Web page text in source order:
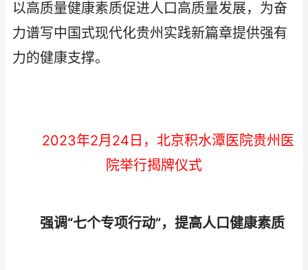
以高质量健康素质促进人口高质量发展，为奋
力谱写中国式现代化贵州实践新篇章提供强有
力的健康支撑。
2023年2月24日，北京积水潭医院贵州医
院举行揭牌仪式
强调“七个专项行动”，提高人口健康素质